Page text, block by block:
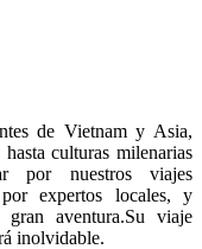
de Vietnam y Asia,
hasta culturas milenarias
por nuestros viajes
expertos locales, y
aventura.Su viaje
inolvidable.